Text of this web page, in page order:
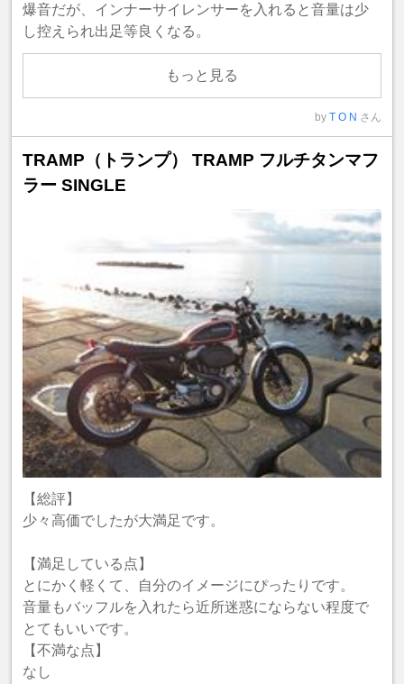
爆音だが、インナーサイレンサーを入れると音量は少
し控えられ出足等良くなる。
もっと見る
by T O N さん
TRAMP（トランプ） TRAMP フルチタンマフ
ラー SINGLE
【総評】
少々高価でしたが大満足です。
【満足している点】
とにかく軽くて、自分のイメージにぴったりです。
音量もバッフルを入れたら近所迷惑にならない程度で
とてもいいです。
【不満な点】
なし